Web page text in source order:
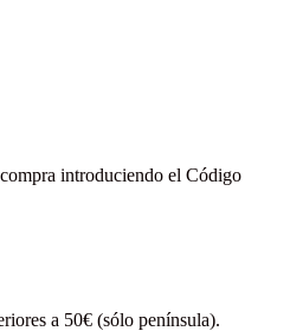
introduciendo el Código
a 50€ (sólo península).